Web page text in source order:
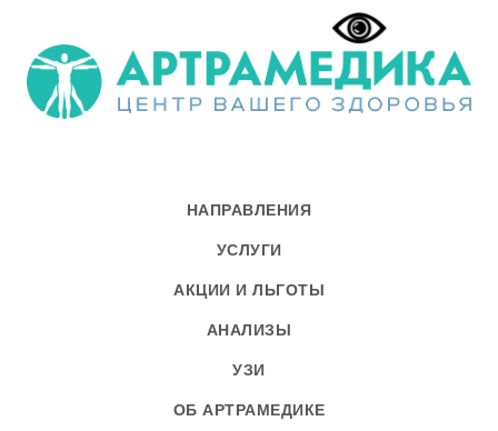
НАПРАВЛЕНИЯ
УСЛУГИ
АКЦИИ И ЛЬГОТЫ
АНАЛИЗЫ
УЗИ
ОБ АРТРАМЕДИКЕ